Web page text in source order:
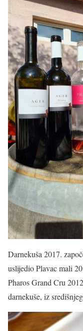
Darnekuša 2017.
uslijedio Plavac mali
Pharos Grand Cru
darnekuše, iz